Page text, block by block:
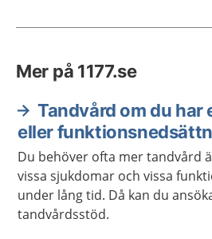
Mer på 1177.se
Tandvård om du har
eller
Du behöver ofta mer tandvård
vissa sjukdomar och vissa
under lång tid. Då kan du
tandvårdsstöd.